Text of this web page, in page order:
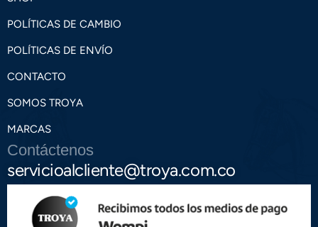
POLÍTICAS DE CAMBIO
POLÍTICAS DE ENVÍO
CONTACTO
SOMOS TROYA
MARCAS
Contáctenos
servicioalcliente@troya.com.co